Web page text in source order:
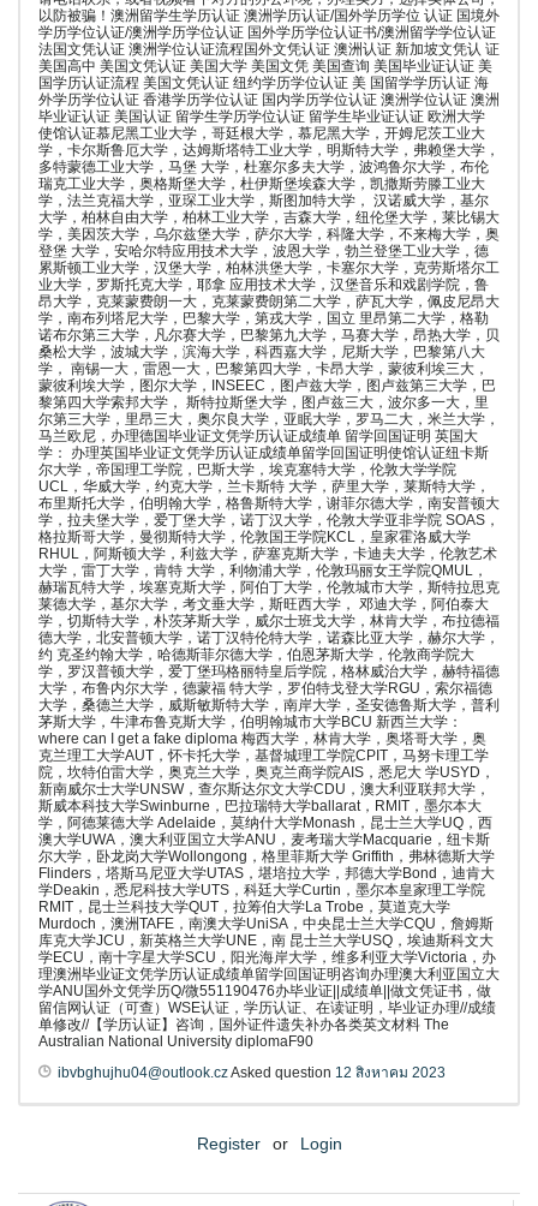
以防被骗！澳洲留学生学历认证 澳洲学历认证/国外学历学位 认证 国境外
学历学位认证/澳洲学历学位认证 国外学历学位认证书/澳洲留学学位认证
法国文凭认证 澳洲学位认证流程国外文凭认证 澳洲认证 新加坡文凭认 证
美国高中 美国文凭认证 美国大学 美国文凭 美国查询 美国毕业证认证 美
国学历认证流程 美国文凭认证 纽约学历学位认证 美 国留学学历认证 海
外学历学位认证 香港学历学位认证 国内学历学位认证 澳洲学位认证 澳洲
毕业证认证 美国认证 留学生学历学位认证 留学生毕业证认证 欧洲大学
使馆认证慕尼黑工业大学，哥廷根大学，慕尼黑大学，开姆尼茨工业大
学，卡尔斯鲁厄大学，达姆斯塔特工业大学，明斯特大学，弗赖堡大学，
多特蒙德工业大学，马堡 大学，杜塞尔多夫大学，波鸿鲁尔大学，布伦
瑞克工业大学，奥格斯堡大学，杜伊斯堡埃森大学，凯撒斯劳滕工业大
学，法兰克福大学，亚琛工业大学，斯图加特大学， 汉诺威大学，基尔
大学，柏林自由大学，柏林工业大学，吉森大学，纽伦堡大学，莱比锡大
学，美因茨大学，乌尔兹堡大学，萨尔大学，科隆大学，不来梅大学，奥
登堡 大学，安哈尔特应用技术大学，波恩大学，勃兰登堡工业大学，德
累斯顿工业大学，汉堡大学，柏林洪堡大学，卡塞尔大学，克劳斯塔尔工
业大学，罗斯托克大学，耶拿 应用技术大学，汉堡音乐和戏剧学院，鲁
昂大学，克莱蒙费朗一大，克莱蒙费朗第二大学，萨瓦大学，佩皮尼昂大
学，南布列塔尼大学，巴黎大学，第戎大学，国立 里昂第二大学，格勒
诺布尔第三大学，凡尔赛大学，巴黎第九大学，马赛大学，昂热大学，贝
桑松大学，波城大学，滨海大学，科西嘉大学，尼斯大学，巴黎第八大
学， 南锡一大，雷恩一大，巴黎第四大学，卡昂大学，蒙彼利埃三大，
蒙彼利埃大学，图尔大学，INSEEC，图卢兹大学，图卢兹第三大学，巴
黎第四大学索邦大学， 斯特拉斯堡大学，图卢兹三大，波尔多一大，里
尔第三大学，里昂三大，奥尔良大学，亚眠大学，罗马二大，米兰大学，
马兰欧尼，办理德国毕业证文凭学历认证成绩单 留学回国证明 英国大
学： 办理英国毕业证文凭学历认证成绩单留学回国证明使馆认证纽卡斯
尔大学，帝国理工学院，巴斯大学，埃克塞特大学，伦敦大学学院
UCL，华威大学，约克大学，兰卡斯特 大学，萨里大学，莱斯特大学，
布里斯托大学，伯明翰大学，格鲁斯特大学，谢菲尔德大学，南安普顿大
学，拉夫堡大学，爱丁堡大学，诺丁汉大学，伦敦大学亚非学院 SOAS，
格拉斯哥大学，曼彻斯特大学，伦敦国王学院KCL，皇家霍洛威大学
RHUL，阿斯顿大学，利兹大学，萨塞克斯大学，卡迪夫大学，伦敦艺术
大学，雷丁大学，肯特 大学，利物浦大学，伦敦玛丽女王学院QMUL，
赫瑞瓦特大学，埃塞克斯大学，阿伯丁大学，伦敦城市大学，斯特拉思克
莱德大学，基尔大学，考文垂大学，斯旺西大学， 邓迪大学，阿伯泰大
学，切斯特大学，朴茨茅斯大学，威尔士班戈大学，林肯大学，布拉德福
德大学，北安普顿大学，诺丁汉特伦特大学，诺森比亚大学，赫尔大学，
约 克圣约翰大学，哈德斯菲尔德大学，伯恩茅斯大学，伦敦商学院大
学，罗汉普顿大学，爱丁堡玛格丽特皇后学院，格林威治大学，赫特福德
大学，布鲁内尔大学，德蒙福 特大学，罗伯特戈登大学RGU，索尔福德
大学，桑德兰大学，威斯敏斯特大学，南岸大学，圣安德鲁斯大学，普利
茅斯大学，牛津布鲁克斯大学，伯明翰城市大学BCU 新西兰大学：
where can I get a fake diploma 梅西大学，林肯大学，奥塔哥大学，奥
克兰理工大学AUT，怀卡托大学，基督城理工学院CPIT，马努卡理工学
院，坎特伯雷大学，奥克兰大学，奥克兰商学院AIS，悉尼大 学USYD，
新南威尔士大学UNSW，查尔斯达尔文大学CDU，澳大利亚联邦大学，
斯威本科技大学Swinburne，巴拉瑞特大学ballarat，RMIT，墨尔本大
学，阿德莱德大学 Adelaide，莫纳什大学Monash，昆士兰大学UQ，西
澳大学UWA，澳大利亚国立大学ANU，麦考瑞大学Macquarie，纽卡斯
尔大学，卧龙岗大学Wollongong，格里菲斯大学 Griffith，弗林德斯大学
Flinders，塔斯马尼亚大学UTAS，堪培拉大学，邦德大学Bond，迪肯大
学Deakin，悉尼科技大学UTS，科廷大学Curtin，墨尔本皇家理工学院
RMIT，昆士兰科技大学QUT，拉筹伯大学La Trobe，莫道克大学
Murdoch，澳洲TAFE，南澳大学UniSA，中央昆士兰大学CQU，詹姆斯
库克大学JCU，新英格兰大学UNE，南 昆士兰大学USQ，埃迪斯科文大
学ECU，南十字星大学SCU，阳光海岸大学，维多利亚大学Victoria，办
理澳洲毕业证文凭学历认证成绩单留学回国证明咨询办理澳大利亚国立大
学ANU国外文凭学历Q/微551190476办毕业证||成绩单||做文凭证书，做
留信网认证（可查）WSE认证，学历认证、在读证明，毕业证办理//成绩
单修改//【学历认证】咨询，国外证件遗失补办各类英文材料 The
Australian National University diplomaF90
ibvbghujhu04@outlook.czAsked question 12 สิงหาคม 2023
Register or Login